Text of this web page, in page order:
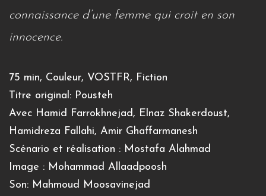
connaissance d’une femme qui croit en son
innocence.
75 min, Couleur, VOSTFR, Fiction
Titre original: Pousteh
Avec Hamid Farrokhnejad, Elnaz Shakerdoust,
Hamidreza Fallahi, Amir Ghaffarmanesh
Scénario et réalisation : Mostafa Alahmad
Image : Mohammad Allaadpoosh
Son: Mahmoud Moosavinejad